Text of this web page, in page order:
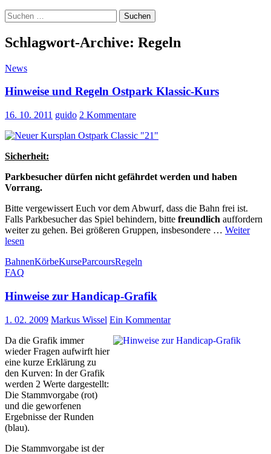
Suchen
nach:
Schlagwort-Archive: Regeln
News
Hinweise und Regeln Ostpark Klassic-Kurs
16. 10. 2011 guido 2 Kommentare
Sicherheit:
Parkbesucher dürfen nicht gefährdet werden und haben
Vorrang.
Bitte vergewissert Euch vor dem Abwurf, dass die Bahn frei ist.
Falls Parkbesucher das Spiel behindern, bitte freundlich auffordern
weiter zu gehen. Bei größeren Gruppen, insbesondere … Weiter
lesen
BahnenKörbeKurseParcoursRegeln
FAQ
Hinweise zur Handicap-Grafik
1. 02. 2009 Markus Wissel Ein Kommentar
Da die Grafik immer
wieder Fragen aufwirft hier
eine kurze Erklärung zu
den Kurven: In der Grafik
werden 2 Werte dargestellt:
Die Stammvorgabe (rot)
und die geworfenen
Ergebnisse der Runden
(blau).
Die Stammvorgabe ist der